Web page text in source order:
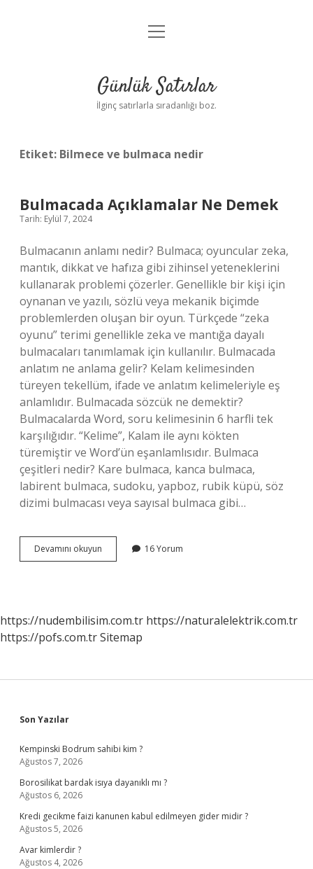
Anasayfa
Yasal Uyarı
menüyü
Günlük Satırlar
İlginç satırlarla sıradanlığı boz.
Etiket: Bilmece ve bulmaca nedir
Bulmacada Açıklamalar Ne Demek
Tarih: Eylül 7, 2024
Bulmacanın anlamı nedir? Bulmaca; oyuncular zeka,
mantık, dikkat ve hafıza gibi zihinsel yeteneklerini
kullanarak problemi çözerler. Genellikle bir kişi için
oynanan ve yazılı, sözlü veya mekanik biçimde
problemlerden oluşan bir oyun. Türkçede “zeka
oyunu” terimi genellikle zeka ve mantığa dayalı
bulmacaları tanımlamak için kullanılır. Bulmacada
anlatım ne anlama gelir? Kelam kelimesinden
türeyen tekellüm, ifade ve anlatım kelimeleriyle eş
anlamlıdır. Bulmacada sözcük ne demektir?
Bulmacalarda Word, soru kelimesinin 6 harfli tek
karşılığıdır. “Kelime”, Kalam ile aynı kökten
türemiştir ve Word’ün eşanlamlısıdır. Bulmaca
çeşitleri nedir? Kare bulmaca, kanca bulmaca,
labirent bulmaca, sudoku, yapboz, rubik küpü, söz
dizimi bulmacası veya sayısal bulmaca gibi…
Devamını okuyun Bulmacada
Açıklamalar
16 Yorum
https://nudembilisim.com.tr https://naturalelektrik.com.tr
https://pofs.com.trSitemap
Sidebar
Son Yazılar
Kempinski Bodrum sahibi kim ?
Ağustos 7, 2026
Borosilikat bardak isıya dayanıklı mı ?
Ağustos 6, 2026
Kredi gecikme faizi kanunen kabul edilmeyen gider midir ?
Ağustos 5, 2026
Avar kimlerdir ?
Ağustos 4, 2026